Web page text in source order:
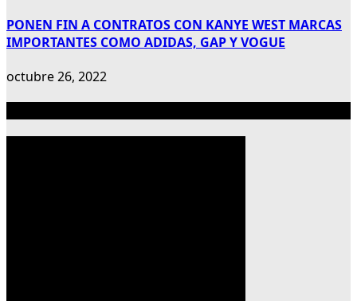
PONEN FIN A CONTRATOS CON KANYE WEST MARCAS
IMPORTANTES COMO ADIDAS, GAP Y VOGUE
octubre 26, 2022